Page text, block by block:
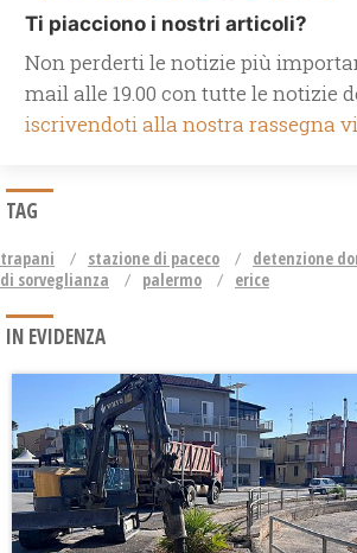
Ti piacciono i nostri articoli?
Non perderti le notizie più
mail alle 19.00 con tutte le notizie
iscrivendoti alla nostra rassegna
TAG
trapani stazione di paceco detenzione
di sorveglianza
palermo erice
IN EVIDENZA